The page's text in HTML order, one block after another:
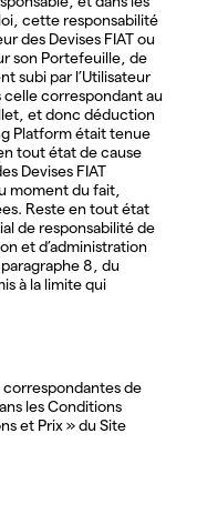
cette responsabilité
des Devises FIAT ou
son Portefeuille, de
subi par l’Utilisateur
celle correspondant au
et donc déduction
Platform était tenue
tout état de cause
Devises FIAT
moment du fait,
Reste en tout état
de responsabilité de
et d’administration
8, du
à la limite qui
correspondantes de
les Conditions
et Prix » du Site